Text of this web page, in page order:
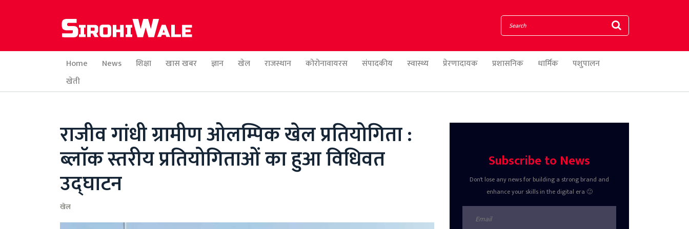
Home News शिक्षा खास खबर ज्ञान खेल राजस्थान कोरोनावायरस संपादकीय स्वास्थ्य प्रेरणादायक प्रशासनिक धार्मिक
पशुपालन
खेती
राजीव गांधी ग्रामीण ओलम्पिक खेल प्रतियोगिता :
ब्लाॅक स्तरीय प्रतियोगिताओं का हुआ विधिवत
उद्घाटन
खेल
Subscribe to News
Don't lose any news for building a strong brand and
enhance your skills in the digital era 🙂